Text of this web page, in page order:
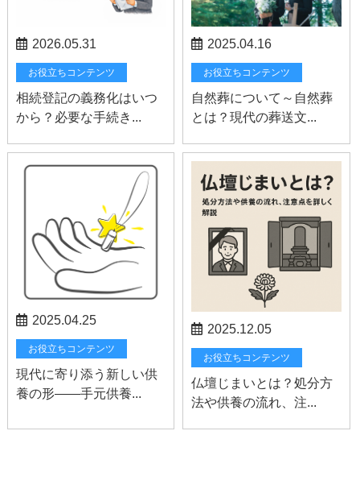
2026.05.31
お役立ちコンテンツ
相続登記の義務化はいつ
から？必要な手続き...
2025.04.16
お役立ちコンテンツ
自然葬について～自然葬
とは？現代の葬送文...
2025.04.25
お役立ちコンテンツ
現代に寄り添う新しい供
養の形——手元供養...
2025.12.05
お役立ちコンテンツ
仏壇じまいとは？処分方
法や供養の流れ、注...